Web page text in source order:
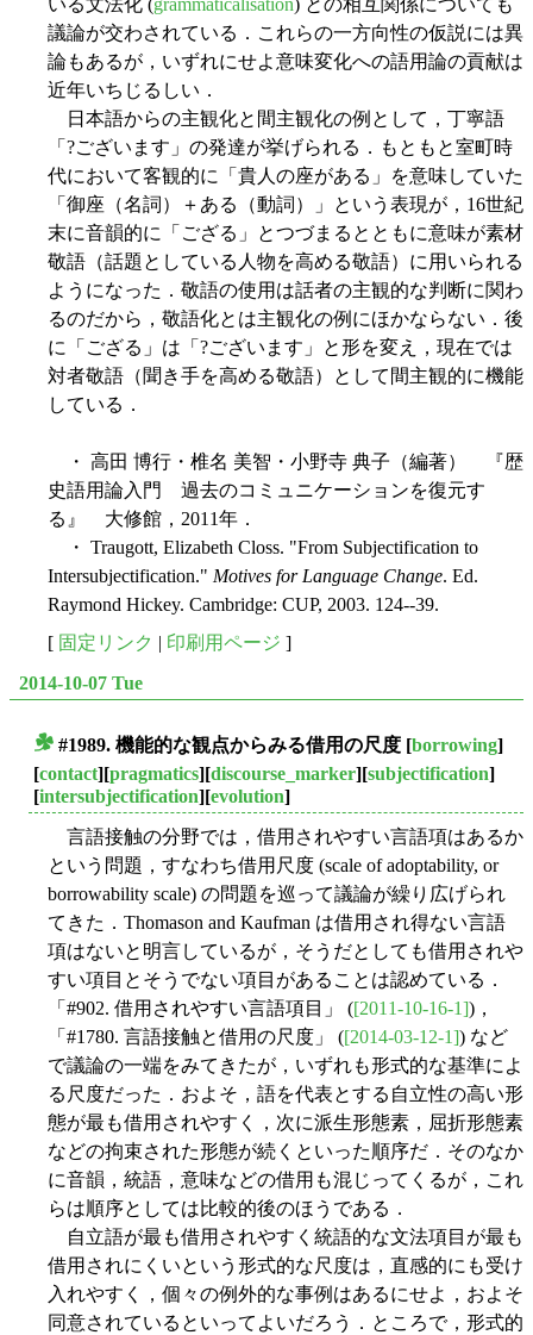
いる文法化 (grammaticalisation) との相互関係についても
議論が交わされている．これらの一方向性の仮説には異
論もあるが，いずれにせよ意味変化への語用論の貢献は
近年いちじるしい．
日本語からの主観化と間主観化の例として，丁寧語
「?ございます」の発達が挙げられる．もともと室町時
代において客観的に「貴人の座がある」を意味していた
「御座（名詞）＋ある（動詞）」という表現が，16世紀
末に音韻的に「ござる」とつづまるとともに意味が素材
敬語（話題としている人物を高める敬語）に用いられる
ようになった．敬語の使用は話者の主観的な判断に関わ
るのだから，敬語化とは主観化の例にほかならない．後
に「ござる」は「?ございます」と形を変え，現在では
対者敬語（聞き手を高める敬語）として間主観的に機能
している．
・ 高田 博行・椎名 美智・小野寺 典子（編著） 『歴
史語用論入門 過去のコミュニケーションを復元す
る』 大修館，2011年．
・ Traugott, Elizabeth Closs. "From Subjectification to
Intersubjectification." Motives for Language Change. Ed.
Raymond Hickey. Cambridge: CUP, 2003. 124--39.
[ 固定リンク | 印刷用ページ ]
2014-10-07 Tue
#1989. 機能的な観点からみる借用の尺度 [borrowing]
[contact][pragmatics][discourse_marker][subjectification]
[intersubjectification][evolution]
言語接触の分野では，借用されやすい言語項はあるか
という問題，すなわち借用尺度 (scale of adoptability, or
borrowability scale) の問題を巡って議論が繰り広げられ
てきた．Thomason and Kaufman は借用され得ない言語
項はないと明言しているが，そうだとしても借用されや
すい項目とそうでない項目があることは認めている．
「#902. 借用されやすい言語項目」 ([2011-10-16-1])，
「#1780. 言語接触と借用の尺度」 ([2014-03-12-1]) など
で議論の一端をみてきたが，いずれも形式的な基準によ
る尺度だった．およそ，語を代表とする自立性の高い形
態が最も借用されやすく，次に派生形態素，屈折形態素
などの拘束された形態が続くといった順序だ．そのなか
に音韻，統語，意味などの借用も混じってくるが，これ
らは順序としては比較的後のほうである．
自立語が最も借用されやすく統語的な文法項目が最も
借用されにくいという形式的な尺度は，直感的にも受け
入れやすく，個々の例外的な事例はあるにせよ，およそ
同意されているといってよいだろう．ところで，形式的